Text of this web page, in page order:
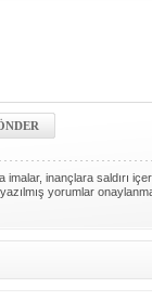
inançlara saldırı
yorumlar